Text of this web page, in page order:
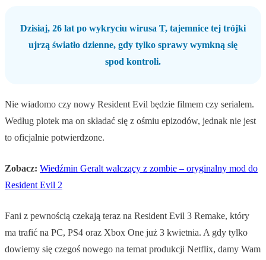
Dzisiaj, 26 lat po wykryciu wirusa T, tajemnice tej trójki
ujrzą światło dzienne, gdy tylko sprawy wymkną się
spod kontroli.
Nie wiadomo czy nowy Resident Evil będzie filmem czy serialem.
Według plotek ma on składać się z ośmiu epizodów, jednak nie jest
to oficjalnie potwierdzone.
Zobacz: Wiedźmin Geralt walczący z zombie – oryginalny mod do
Resident Evil 2
Fani z pewnością czekają teraz na Resident Evil 3 Remake, który
ma trafić na PC, PS4 oraz Xbox One już 3 kwietnia. A gdy tylko
dowiemy się czegoś nowego na temat produkcji Netflix, damy Wam